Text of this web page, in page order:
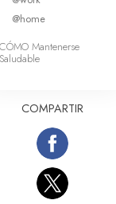
@home
CÓMO Mantenerse
Saludable
COMPARTIR